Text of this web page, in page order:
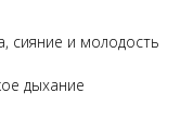
сияние и молодость
дыхание